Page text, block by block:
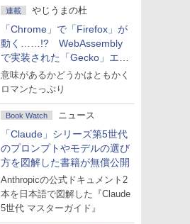
連載 やじうまの杜
「Chrome」で「Firefox」が
動く……!? WebAssembly
で実装された「Gecko」エン
ジン
意味があるかどうかはともかく
ロマンたっぷり
Book Watch ニュース
「Claude」シリーズ第5世代
のプロンプトやモデルの選び
方を図解した書籍が無償公開
Anthropicの公式ドキュメント2
本を日本語で図解した『Claude
5世代 マスターガイド』